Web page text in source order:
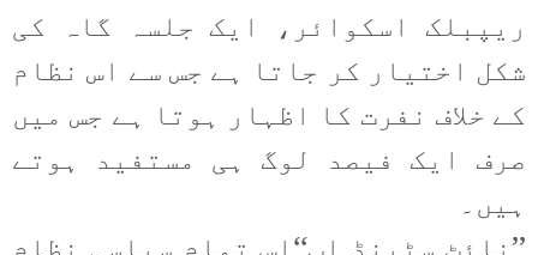
ریپبلک اسکوائر، ایک جلسہ گاہ کی
شکل اختیار کر جاتا ہے جس سے اس نظام
کے خلاف نفرت کا اظہار ہوتا ہے جس میں
صرف ایک فیصد لوگ ہی مستفید ہوتے
ہیں۔